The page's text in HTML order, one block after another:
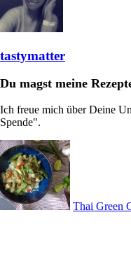
tastymatter
Du magst meine
Ich freue mich über Deine
Spende".
Thai Green